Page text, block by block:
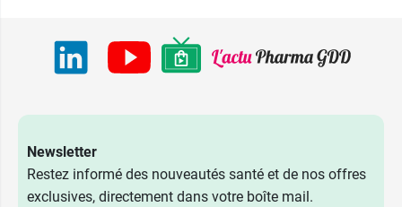
Newsletter
Restez informé des nouveautés santé et de nos offres
exclusives, directement dans votre boîte mail.